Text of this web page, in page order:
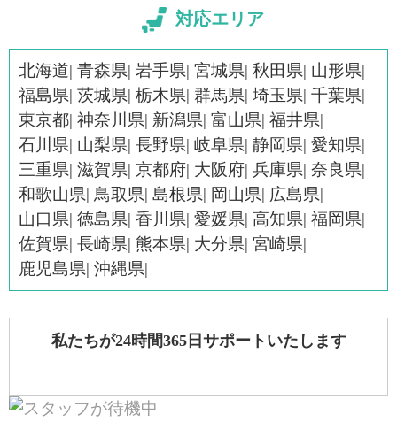
対応エリア
北海道 青森県 岩手県 宮城県 秋田県 山形県
福島県 茨城県 栃木県 群馬県 埼玉県 千葉県
東京都 神奈川県 新潟県 富山県 福井県
石川県 山梨県 長野県 岐阜県 静岡県 愛知県
三重県 滋賀県 京都府 大阪府 兵庫県 奈良県
和歌山県 鳥取県 島根県 岡山県 広島県
山口県 徳島県 香川県 愛媛県 高知県 福岡県
佐賀県 長崎県 熊本県 大分県 宮崎県
鹿児島県 沖縄県
私たちが24時間365日サポートいたします